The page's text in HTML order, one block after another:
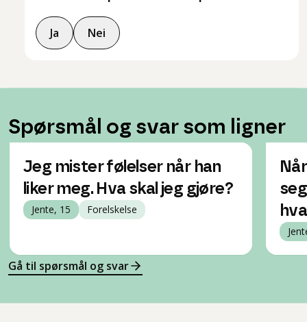
Ja Nei
Spørsmål og svar som ligner
Jeg mister følelser når han
liker meg. Hva skal jeg gjøre?
Jente, 15 Forelskelse
Gå til spørsmål og svar